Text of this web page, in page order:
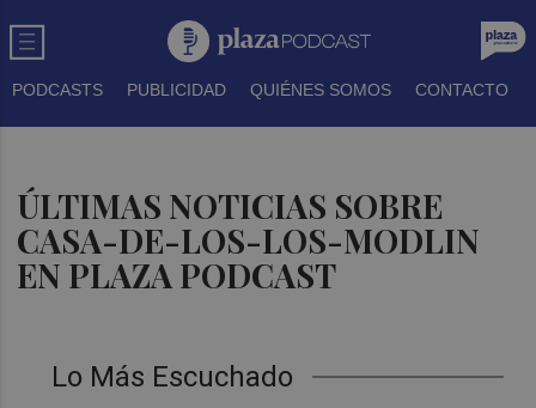
PODCASTS PUBLICIDAD QUIÉNES SOMOS CONTACTO
ÚLTIMAS NOTICIAS SOBRE
CASA-DE-LOS-LOS-MODLIN
EN PLAZA PODCAST
Lo Más Escuchado